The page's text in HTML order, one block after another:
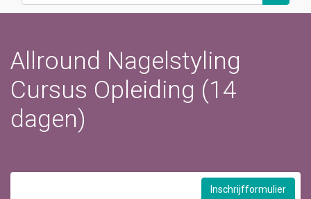
Allround Nagelstyling
Cursus Opleiding (14
dagen)
Inschrijfformulier